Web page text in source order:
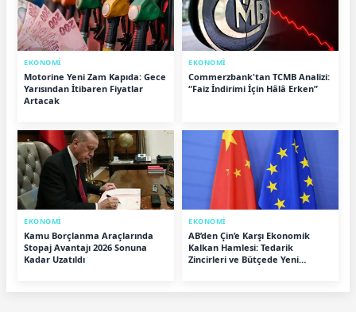
EKONOMİ
Motorine Yeni Zam Kapıda: Gece
Yarısından İtibaren Fiyatlar
Artacak
EKONOMİ
Commerzbank'tan TCMB Analizi:
“Faiz İndirimi İçin Hâlâ Erken”
EKONOMİ
Kamu Borçlanma Araçlarında
Stopaj Avantajı 2026 Sonuna
Kadar Uzatıldı
EKONOMİ
AB’den Çin’e Karşı Ekonomik
Kalkan Hamlesi: Tedarik
Zincirleri ve Bütçede Yeni